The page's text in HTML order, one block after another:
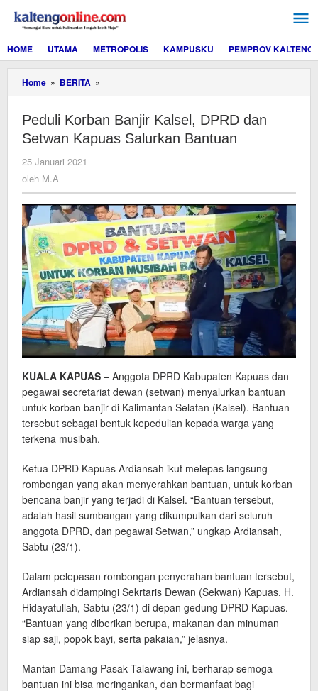
konten
HOME
UTAMA METROPOLIS KAMPUSKU PEMPROV KALTENG
Home » BERITA »
Korban
Kalsel,
DPRD
dan
Bantuan
Peduli Korban Banjir Kalsel, DPRD dan
Setwan Kapuas Salurkan Bantuan
25 Januari 2021
oleh M.A
KUALA KAPUAS – Anggota DPRD Kabupaten Kapuas dan
pegawai secretariat dewan (setwan) menyalurkan bantuan
untuk korban banjir di Kalimantan Selatan (Kalsel). Bantuan
tersebut sebagai bentuk kepedulian kepada warga yang
terkena musibah.
Ketua DPRD Kapuas Ardiansah ikut melepas langsung
rombongan yang akan menyerahkan bantuan, untuk korban
bencana banjir yang terjadi di Kalsel. “Bantuan tersebut,
adalah hasil sumbangan yang dikumpulkan dari seluruh
anggota DPRD, dan pegawai Setwan,” ungkap Ardiansah,
Sabtu (23/1).
Dalam pelepasan rombongan penyerahan bantuan tersebut,
Ardiansah didampingi Sekrtaris Dewan (Sekwan) Kapuas, H.
Hidayatullah, Sabtu (23/1) di depan gedung DPRD Kapuas.
“Bantuan yang diberikan berupa, makanan dan minuman
siap saji, popok bayi, serta pakaian,” jelasnya.
Mantan Damang Pasak Talawang ini, berharap semoga
bantuan ini bisa meringankan, dan bermanfaat bagi